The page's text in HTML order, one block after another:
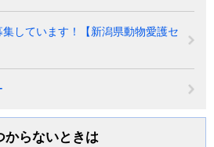
しています！【新潟県動物愛護セ
からないときは